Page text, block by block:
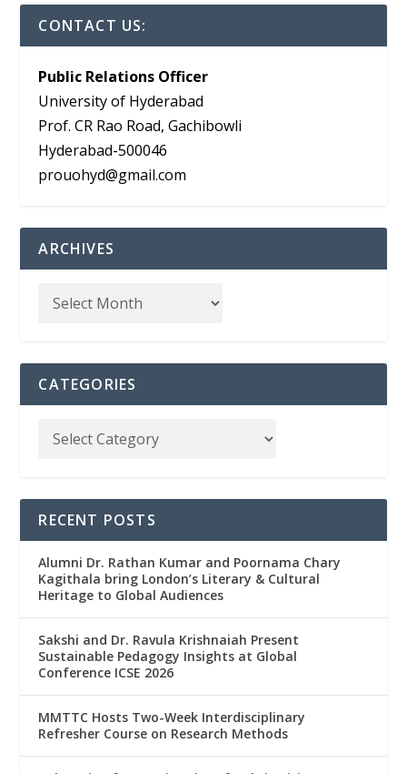
CONTACT US:
Public Relations Officer
University of Hyderabad
Prof. CR Rao Road, Gachibowli
Hyderabad-500046
prouohyd@gmail.com
ARCHIVES
CATEGORIES
RECENT POSTS
Alumni Dr. Rathan Kumar and Poornama Chary
Kagithala bring London’s Literary & Cultural
Heritage to Global Audiences
Sakshi and Dr. Ravula Krishnaiah Present
Sustainable Pedagogy Insights at Global
Conference ICSE 2026
MMTTC Hosts Two-Week Interdisciplinary
Refresher Course on Research Methods